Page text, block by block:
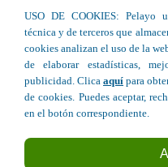
Av. del Llano 22 -
C/ Fernando Villamil
Avda. Argentina 62
C/ Manuel
USO DE COOKIES: Pelayo
técnica y de terceros que
cookies analizan el uso de la
de elaborar estadísticas,
publicidad. Clica aquí para
de cookies. Puedes aceptar,
en el botón correspondiente.